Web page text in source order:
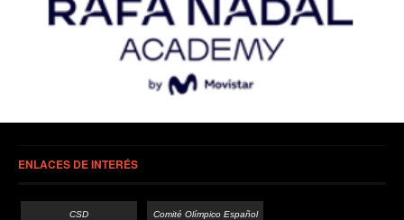
ENLACES DE INTERÉS
CSD Comité Olímpico Español